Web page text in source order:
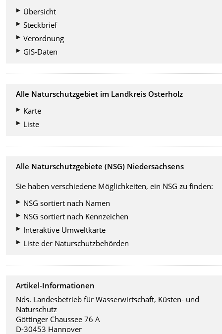
Übersicht
Steckbrief
Verordnung
GIS-Daten
Alle Naturschutzgebiet im Landkreis Osterholz
Karte
Liste
Alle Naturschutzgebiete (NSG) Niedersachsens
Sie haben verschiedene Möglichkeiten, ein NSG zu finden:
NSG sortiert nach Namen
NSG sortiert nach Kennzeichen
Interaktive Umweltkarte
Liste der Naturschutzbehörden
Artikel-Informationen
Nds. Landesbetrieb für Wasserwirtschaft, Küsten- und
Naturschutz
Göttinger Chaussee 76 A
D-30453 Hannover